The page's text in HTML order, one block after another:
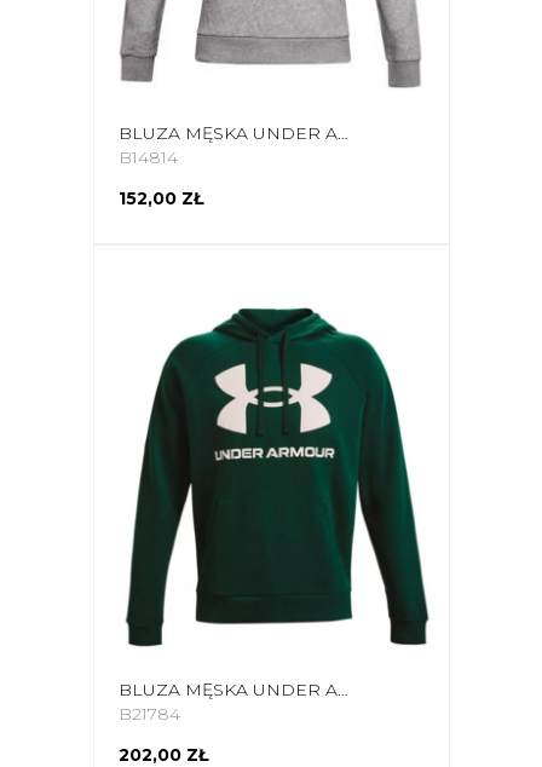
BLUZA MĘSKA UNDER ARMOUR RIVAL FLEECE BIG LOGO HD SZARA 1357093 011
B14814
152,00 ZŁ
BLUZA MĘSKA UNDER ARMOUR RIVAL FLEECE BIG LOGO HD ZIELONA 1357093 330
B21784
202,00 ZŁ